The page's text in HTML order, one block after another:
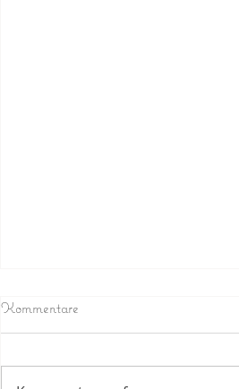
Kommentare